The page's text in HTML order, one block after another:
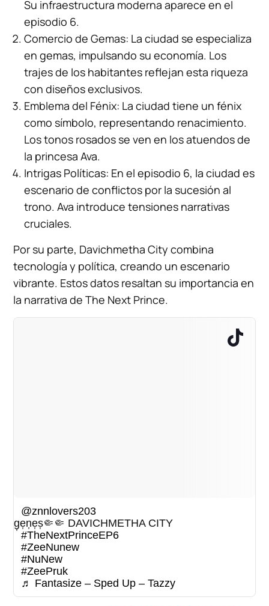
Su infraestructura moderna aparece en el
episodio 6.
Comercio de Gemas: La ciudad se especializa
en gemas, impulsando su economía. Los
trajes de los habitantes reflejan esta riqueza
con diseños exclusivos.
Emblema del Fénix: La ciudad tiene un fénix
como símbolo, representando renacimiento.
Los tonos rosados se ven en los atuendos de
la princesa Ava.
Intrigas Políticas: En el episodio 6, la ciudad es
escenario de conflictos por la sucesión al
trono. Ava introduce tensiones narrativas
cruciales.
Por su parte, Davichmetha City combina
tecnología y política, creando un escenario
vibrante. Estos datos resaltan su importancia en
la narrativa de The Next Prince.
@znnlovers203
g͎e͎n͎e͎s͎🤏🤏 DAVICHMETHA CITY
#TheNextPrinceEP6
#ZeeNunew
#NuNew
#ZeePruk
♬ Fantasize – Sped Up – Tazzy